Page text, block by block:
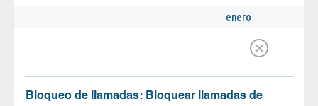
enero
Bloqueo de llamadas: Bloquear llamadas de